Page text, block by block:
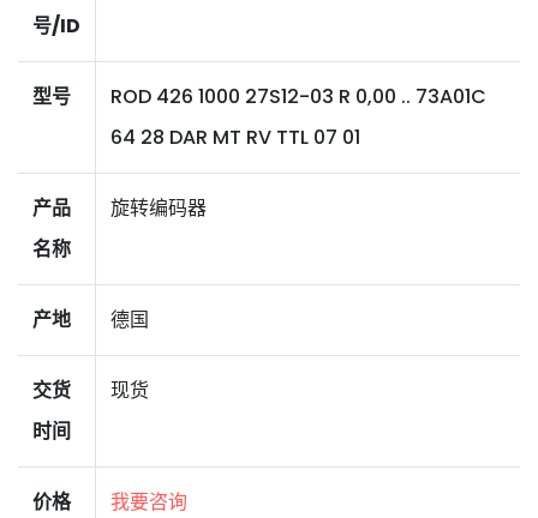
号/ID
型号
ROD 426 1000 27S12-03 R 0,00 .. 73A01C
64 28 DAR MT RV TTL 07 01
产品
名称
旋转编码器
产地 德国
交货
时间
现货
价格 我要咨询